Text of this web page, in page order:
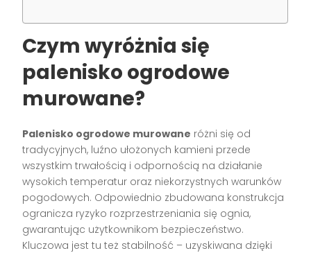
Czym wyróżnia się
palenisko ogrodowe
murowane?
Palenisko ogrodowe murowane różni się od
tradycyjnych, luźno ułożonych kamieni przede
wszystkim trwałością i odpornością na działanie
wysokich temperatur oraz niekorzystnych warunków
pogodowych. Odpowiednio zbudowana konstrukcja
ogranicza ryzyko rozprzestrzeniania się ognia,
gwarantując użytkownikom bezpieczeństwo.
Kluczowa jest tu też stabilność – uzyskiwana dzięki